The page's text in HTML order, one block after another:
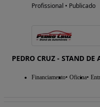
Profissional • Publicado
PEDRO CRUZ - STAND DE
Financiamento Oficina